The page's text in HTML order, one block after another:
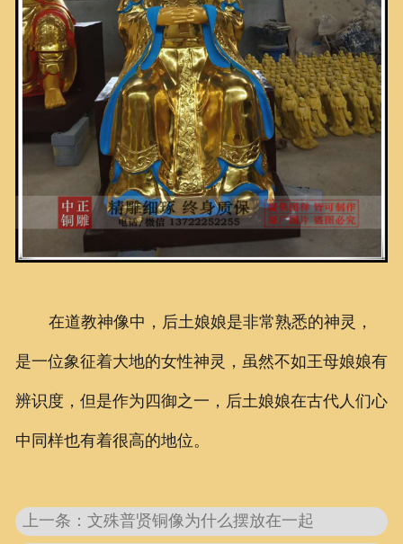
在道教神像中，后土娘娘是非常熟悉的神灵，
是一位象征着大地的女性神灵，虽然不如王母娘娘有
辨识度，但是作为四御之一，后土娘娘在古代人们心
中同样也有着很高的地位。
上一条：文殊普贤铜像为什么摆放在一起